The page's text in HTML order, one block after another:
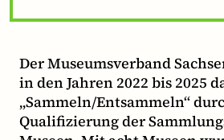
Der Museumsverband
in den Jahren 2022 bis 2025
„Sammeln/Entsammeln“
Qualifizierung der